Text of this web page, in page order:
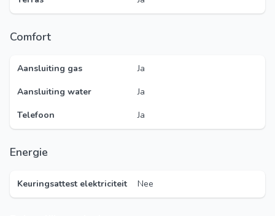
Comfort
Aansluiting gas
Ja
Aansluiting water
Ja
Telefoon
Ja
Energie
Keuringsattest elektriciteit Nee